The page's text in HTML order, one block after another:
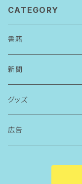
CATEGORY
書籍
新聞
アーカイブ請求
グッズ
ボールペン
広告